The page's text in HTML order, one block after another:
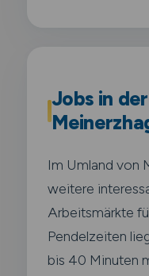
Jobs in
Im Umland von
weitere
Arbeitsmärkte
Pendelzeiten
bis 40 Minuten